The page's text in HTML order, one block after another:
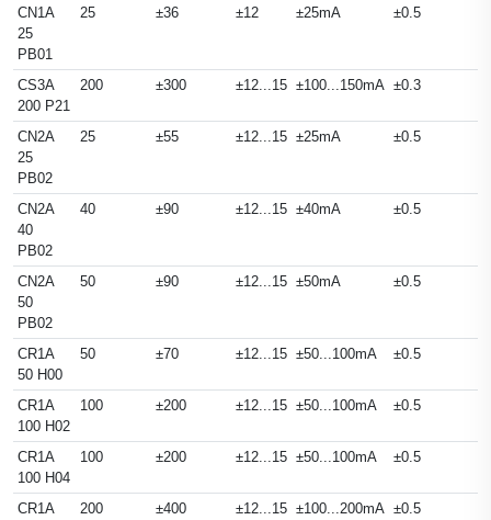
CN1A
25
PB01
25 ±36 ±12 ±25mA ±0.5
CS3A
200 P21
200 ±300 ±12...15 ±100...150mA ±0.3
CN2A
25
PB02
25 ±55 ±12...15 ±25mA ±0.5
CN2A
40
PB02
40 ±90 ±12...15 ±40mA ±0.5
CN2A
50
PB02
50 ±90 ±12...15 ±50mA ±0.5
CR1A
50 H00
50 ±70 ±12...15 ±50...100mA ±0.5
CR1A
100 H02
100 ±200 ±12...15 ±50...100mA ±0.5
CR1A
100 H04
100 ±200 ±12...15 ±50...100mA ±0.5
CR1A
200 ±400 ±12...15 ±100...200mA ±0.5